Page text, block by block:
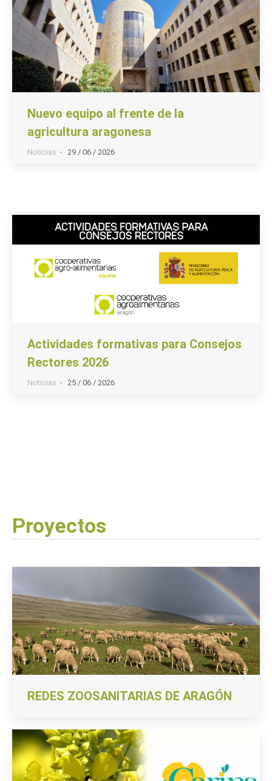
Nuevo equipo al frente de la
agricultura aragonesa
Noticias 29 / 06 / 2026
Actividades formativas para Consejos
Rectores 2026
Noticias 25 / 06 / 2026
Proyectos
REDES ZOOSANITARIAS DE ARAGÓN